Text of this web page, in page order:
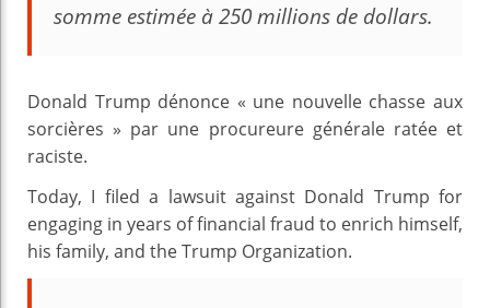
somme estimée à 250 millions de dollars.
Donald Trump dénonce « une nouvelle chasse aux
sorcières » par une procureure générale ratée et
raciste.
Today, I filed a lawsuit against Donald Trump for
engaging in years of financial fraud to enrich himself,
his family, and the Trump Organization.